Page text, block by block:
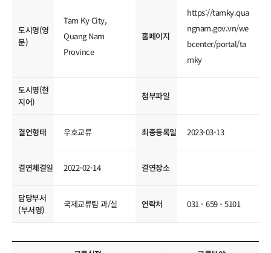
도시명(영
문)
Tam Ky City,
Quang Nam
Province
홈페이지
https://tamky.qua
ngnam.gov.vn/we
bcenter/portal/ta
mky
도시명(현
지어)
첨부파일
결연형태 우호교류 최종등록일 2023-03-13
결연체결일 2022-02-14 결연장소
담당부서
(부서명)
국제교류팀 과/실 연락처 031 - 659 - 5101